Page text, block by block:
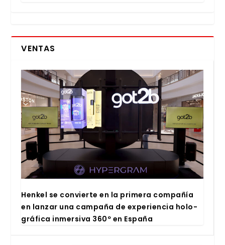
VENTAS
Hen­kel se con­vier­te en la pri­me­ra com­pa­ñía
en lan­zar una cam­pa­ña de expe­rien­cia holo­
grá­fi­ca inmer­si­va 360º en Espa­ña